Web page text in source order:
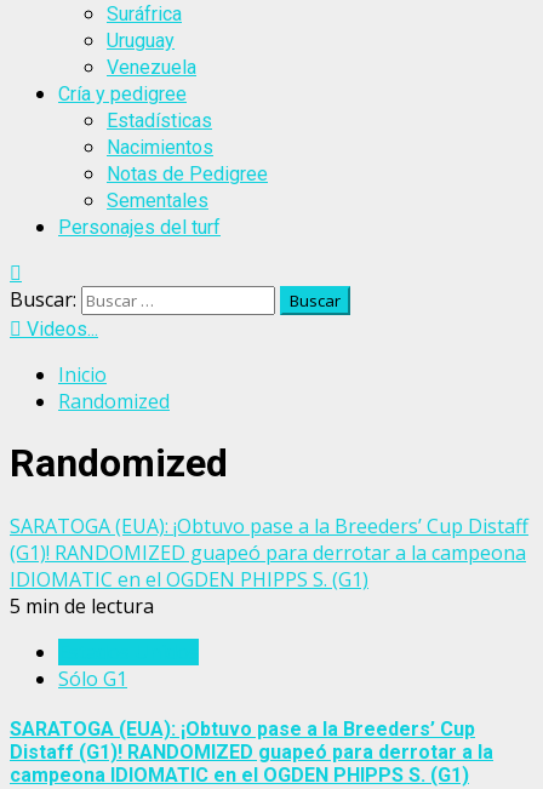
Suráfrica
Uruguay
Venezuela
Cría y pedigree
Estadísticas
Nacimientos
Notas de Pedigree
Sementales
Personajes del turf
Buscar:
Videos...
Inicio
Randomized
Randomized
SARATOGA (EUA): ¡Obtuvo pase a la Breeders’ Cup Distaff
(G1)! RANDOMIZED guapeó para derrotar a la campeona
IDIOMATIC en el OGDEN PHIPPS S. (G1)
5 min de lectura
Sólo G1
SARATOGA (EUA): ¡Obtuvo pase a la Breeders’ Cup
Distaff (G1)! RANDOMIZED guapeó para derrotar a la
campeona IDIOMATIC en el OGDEN PHIPPS S. (G1)